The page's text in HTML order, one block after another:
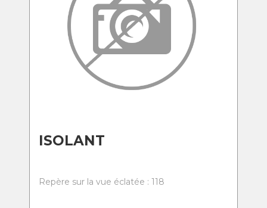
ISOLANT
Repère sur la vue éclatée : 118